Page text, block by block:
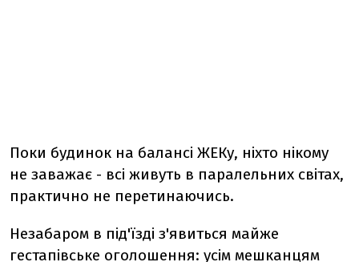
Поки будинок на балансі ЖЕКу, ніхто нікому
не заважає - всі живуть в паралельних світах,
практично не перетинаючись.
Незабаром в під'їзді з'явиться майже
гестапівське оголошення: усім мешканцям